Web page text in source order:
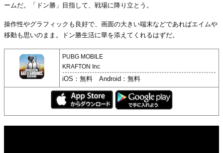
ームだ。「ドン勝」目指して、戦場に降り立とう。
操作性やグラフィックも良好で、画面の大きい端末などであればエイムや
移動も思いのまま。ドン勝生活に華を添えてくれるはずだ。
PUBG MOBILE
KRAFTON Inc
iOS：無料 Android：無料